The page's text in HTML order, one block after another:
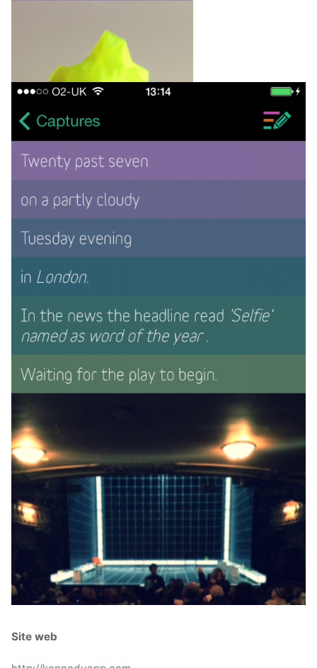
Site web